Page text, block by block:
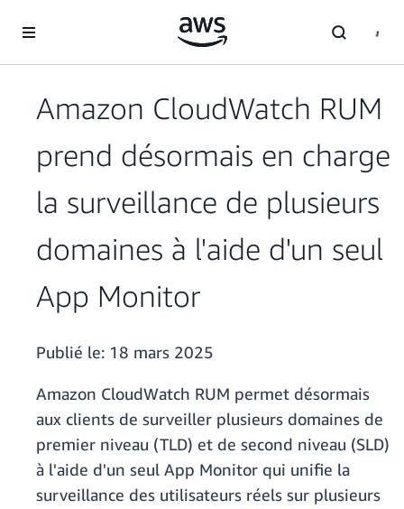
Amazon CloudWatch RUM
prend désormais en charge
la surveillance de plusieurs
domaines à l'aide d'un seul
App Monitor
Publié le: 18 mars 2025
Amazon CloudWatch RUM permet désormais
aux clients de surveiller plusieurs domaines de
premier niveau (TLD) et de second niveau (SLD)
à l'aide d'un seul App Monitor qui unifie la
surveillance des utilisateurs réels sur plusieurs